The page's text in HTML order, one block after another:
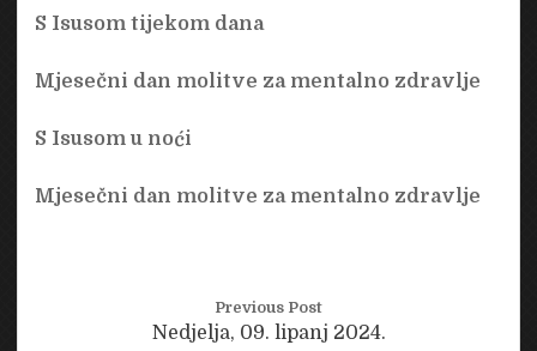
S Isusom tijekom dana
Mjesečni dan molitve za mentalno zdravlje
S Isusom u noći
Mjesečni dan molitve za mentalno zdravlje
Previous Post
Nedjelja, 09. lipanj 2024.